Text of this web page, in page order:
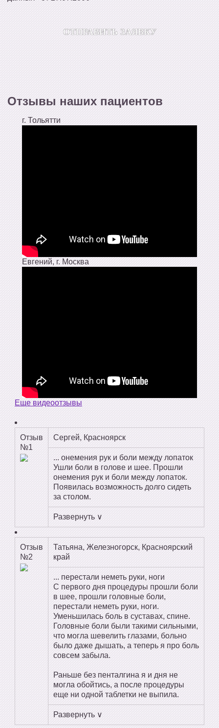
Отзывы наших пациентов
г. Тольятти
Евгений, г. Москва
Еще видеоотзывы
Отзыв
№1
Сергей, Красноярск
... онемения рук и боли между лопаток
Ушли боли в голове и шее. Прошли
онемения рук и боли между лопаток.
Появилась возможность долго сидеть
за столом.
Развернуть ∨
Отзыв
№2
Татьяна, Железногорск, Красноярский
край
... перестали неметь руки, ноги
С первого дня процедуры прошли боли
в шее, прошли головные боли,
перестали неметь руки, ноги.
Уменьшилась боль в суставах, спине.
Головные боли были такими сильными,
что могла шевелить глазами, больно
было даже дышать, а теперь я про боль
совсем забыла.
Раньше без пенталгина я и дня не
могла обойтись, а после процедуры
еще ни одной таблетки не выпила.
Развернуть ∨